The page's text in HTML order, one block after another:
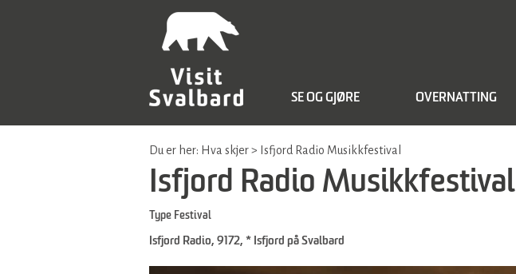
SE OG GJØRE OVERNATTING
Du er her: Hva skjer> Isfjord Radio Musikkfestival
Isfjord Radio Musikkfestival
Type Festival
Isfjord Radio, 9172, * Isfjord på Svalbard